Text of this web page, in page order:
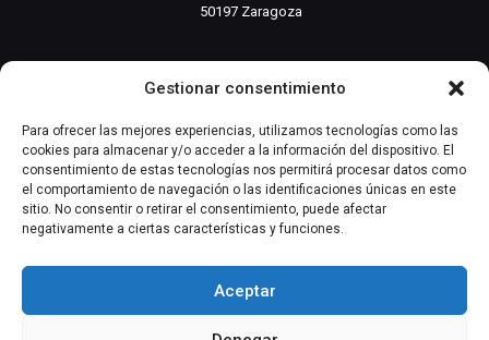
Gestionar consentimiento
Para ofrecer las mejores experiencias, utilizamos tecnologías como las
cookies para almacenar y/o acceder a la información del dispositivo. El
consentimiento de estas tecnologías nos permitirá procesar datos como
el comportamiento de navegación o las identificaciones únicas en este
sitio. No consentir o retirar el consentimiento, puede afectar
negativamente a ciertas características y funciones.
Aceptar
50197 Zaragoza
INFORMACIÓN RELEVANTE
Producto
Automatización Industrial